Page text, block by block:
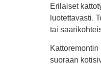
Erilaiset
luotettavasti.
tai
suoraan